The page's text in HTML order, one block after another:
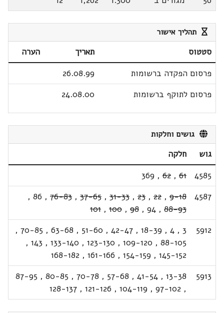
תהליך אישור
סטטוס תאריך
הערה
פרסום הפקדה ברשומות
26.08.99
פרסום לתוקף ברשומות
24.08.00
גושים וחלקות
גוש
חלקה
4585
61
,
62
,
369
4587
9-18
,
22
,
23
,
31-33
,
37-65
,
76-83
,
86
,
88-93
,
94
,
98
,
100
,
101
5912
3
,
4
,
18-39
,
42-47
,
51-60
,
63-68
,
70-85
,
88-105
,
109-120
,
123-130
,
133-140
,
143
,
145-152
,
154-159
,
161-166
,
168-182
5913
13-38
,
41-54
,
57-68
,
70-78
,
80-85
,
87-95
,
97-102
,
104-119
,
121-126
,
128-137